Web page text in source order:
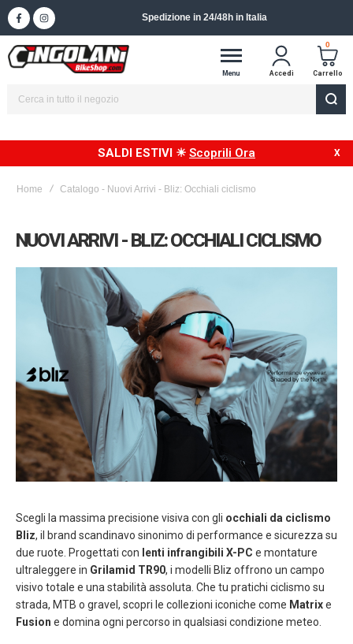
Spedizione in 24/48h in Italia
Menu Accedi
0
Carrello
SALDI ESTIVI ☀ Scoprili Ora
Home Catalogo - Nuovi Arrivi - Bliz: Occhiali ciclismo
NUOVI ARRIVI - BLIZ: OCCHIALI CICLISMO
Scegli la massima precisione visiva con gli occhiali da ciclismo
Bliz, il brand scandinavo sinonimo di performance e sicurezza su
due ruote. Progettati con lenti infrangibili X-PC e montature
ultraleggere in Grilamid TR90, i modelli Bliz offrono un campo
visivo totale e una stabilità assoluta. Che tu pratichi ciclismo su
strada, MTB o gravel, scopri le collezioni iconiche come Matrixe
Fusion e domina ogni percorso in qualsiasi condizione meteo.